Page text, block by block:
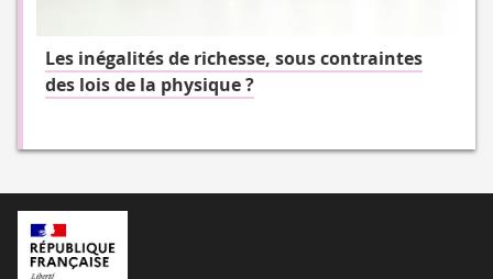
Les inégalités de richesse, sous contraintes
des lois de la physique ?